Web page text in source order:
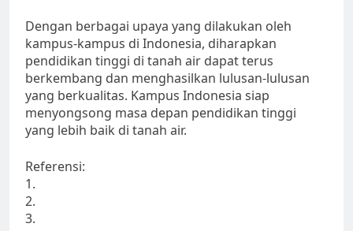
Dengan berbagai upaya yang dilakukan oleh
kampus-kampus di Indonesia, diharapkan
pendidikan tinggi di tanah air dapat terus
berkembang dan menghasilkan lulusan-lulusan
yang berkualitas. Kampus Indonesia siap
menyongsong masa depan pendidikan tinggi
yang lebih baik di tanah air.
Referensi:
1.
2.
3.